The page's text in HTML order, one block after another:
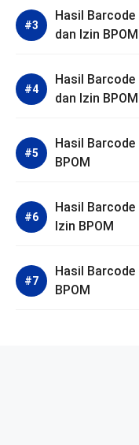
Hasil
dan Izin BPOM
Hasil
dan Izin BPOM
Hasil
BPOM
Hasil
Izin BPOM
Hasil
BPOM